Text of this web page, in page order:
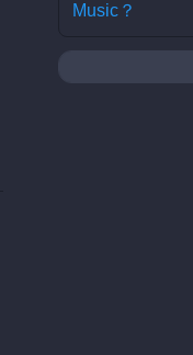
Music？